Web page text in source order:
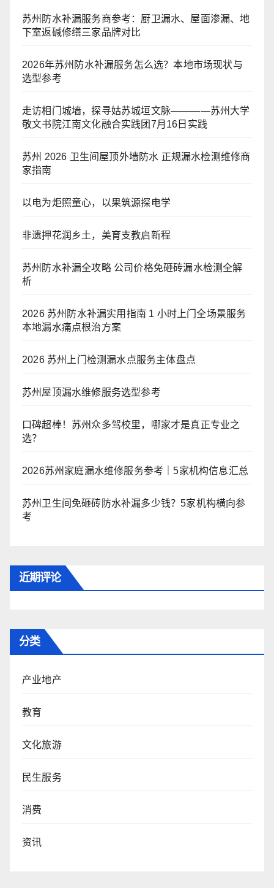
苏州防水补漏服务商参考：厨卫漏水、屋面渗漏、地
下室返碱修缮三家品牌对比
2026年苏州防水补漏服务怎么选？本地市场现状与
选型参考
走访相门城墙，探寻姑苏城垣文脉————苏州大学
敬文书院江南文化融合实践团7月16日实践
苏州 2026 卫生间屋顶外墙防水 正规漏水检测维修商
家指南
以电为炬照童心，以果筑源探电学
非遗押花润乡土，美育支教启新程
苏州防水补漏全攻略 公司价格免砸砖漏水检测全解
析
2026 苏州防水补漏实用指南 1 小时上门全场景服务
本地漏水痛点根治方案
2026 苏州上门检测漏水点服务主体盘点
苏州屋顶漏水维修服务选型参考
口碑超棒！苏州众多驾校里，哪家才是真正专业之
选？
2026苏州家庭漏水维修服务参考｜5家机构信息汇总
苏州卫生间免砸砖防水补漏多少钱？5家机构横向参
考
近期评论
分类
产业地产
教育
文化旅游
民生服务
消费
资讯